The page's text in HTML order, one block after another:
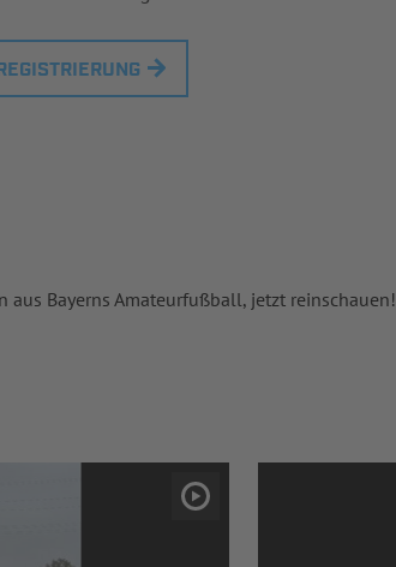
aus Bayerns Amateurfußball, jetzt reinschauen!